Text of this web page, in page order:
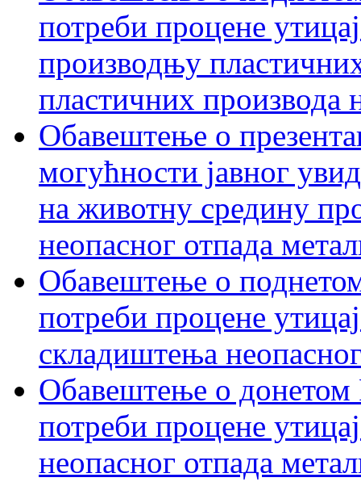
потреби процене
производњу
пластичних производа
Обавештење о
могућности јавног
на животну средину
неопасног отпада
Обавештење о
потреби процене
складиштења
Обавештење о
потреби процене
неопасног отпада